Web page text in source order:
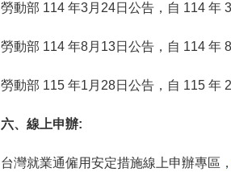
勞動部 114 年3月24日公告，自 114 年
勞動部 114 年8月13日公告，自 114 年
勞動部 115 年1月28日公告，自 115 年
六、線上申辦:
台灣就業通僱用安定措施線上申辦專區，